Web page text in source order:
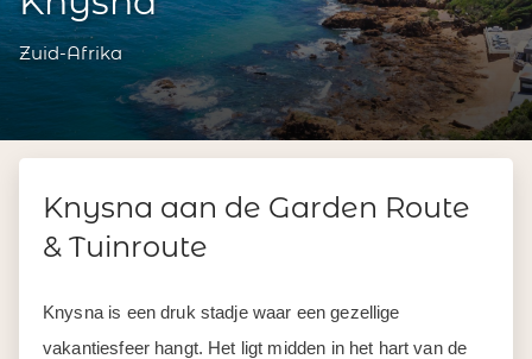
Zuid-Afrika
Knysna aan de Garden Route
& Tuinroute
Knysna is een druk stadje waar een gezellige
vakantiesfeer hangt. Het ligt midden in het hart van de